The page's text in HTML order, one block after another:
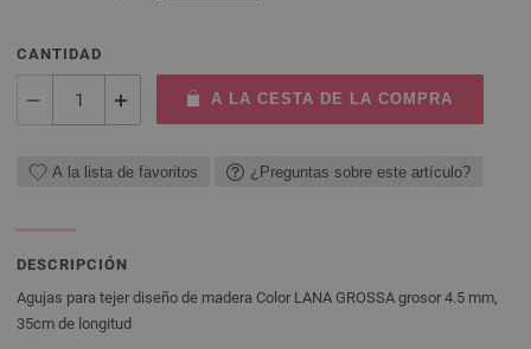
CANTIDAD
A LA CESTA DE LA COMPRA
A la lista de favoritos ¿Preguntas sobre este artículo?
DESCRIPCIÓN
Agujas para tejer diseño de madera Color LANA GROSSA grosor 4.5 mm,
35cm de longitud